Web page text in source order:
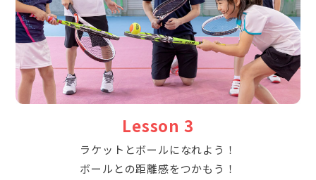
Lesson 3
ラケットとボールになれよう！
ボールとの距離感をつかもう！